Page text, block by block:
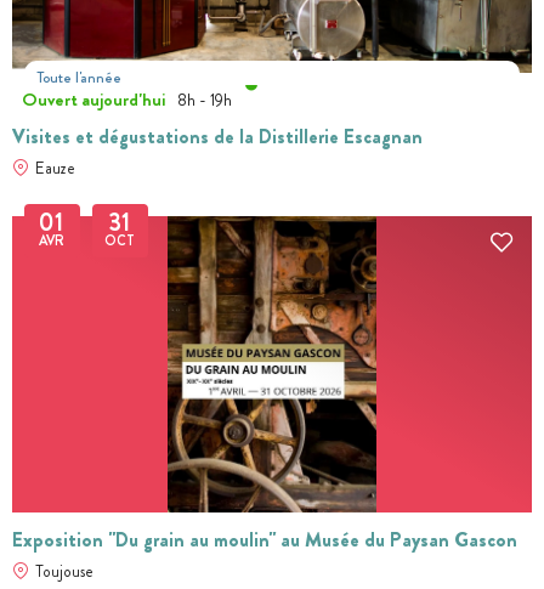
Toute l'année
Ouvert aujourd'hui 8h - 19h
Visites et dégustations de la Distillerie Escagnan
Eauze
01
AVR 31
OCT
Exposition "Du grain au moulin" au Musée du Paysan Gascon
Toujouse